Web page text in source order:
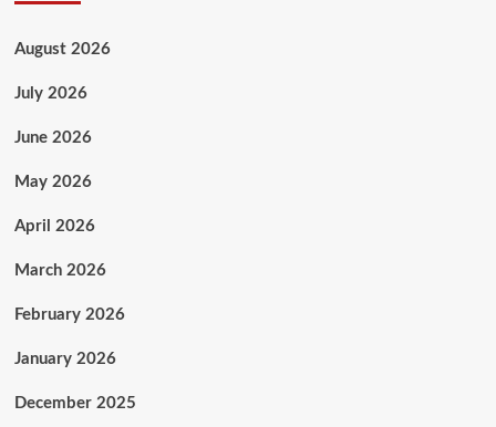
August 2026
July 2026
June 2026
May 2026
April 2026
March 2026
February 2026
January 2026
December 2025